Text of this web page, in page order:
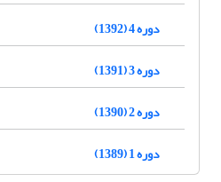
دوره 4 (1392)
دوره 3 (1391)
دوره 2 (1390)
دوره 1 (1389)